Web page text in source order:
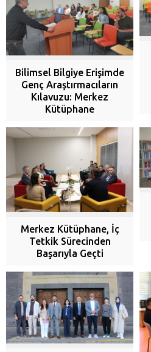
Bilimsel Bilgiye Erişimde
Genç Araştırmacıların
Kılavuzu: Merkez
Kütüphane
Merkez Kütüphane, İç
Tetkik Sürecinden
Başarıyla Geçti